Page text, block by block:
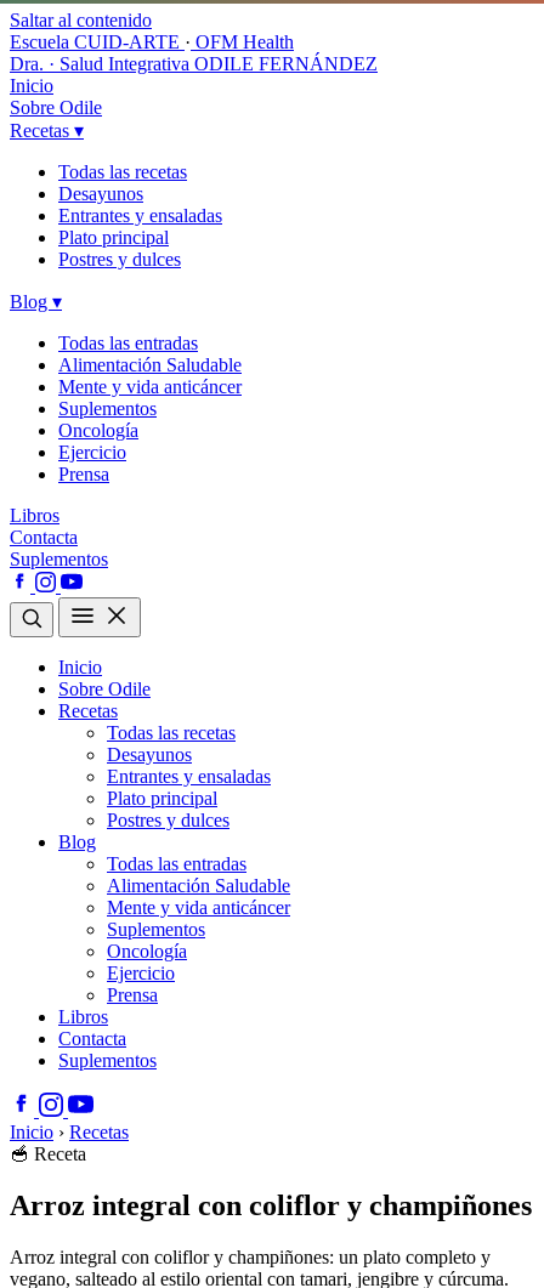
Saltar al contenido
Escuela CUID-ARTE · OFM Health
Dra. · Salud Integrativa ODILE FERNÁNDEZ
Inicio
Sobre Odile
Recetas ▾
Todas las recetas
Desayunos
Entrantes y ensaladas
Plato principal
Postres y dulces
Blog ▾
Todas las entradas
Alimentación Saludable
Mente y vida anticáncer
Suplementos
Oncología
Ejercicio
Prensa
Libros
Contacta
Suplementos
Inicio
Sobre Odile
Recetas
Todas las recetas
Desayunos
Entrantes y ensaladas
Plato principal
Postres y dulces
Blog
Todas las entradas
Alimentación Saludable
Mente y vida anticáncer
Suplementos
Oncología
Ejercicio
Prensa
Libros
Contacta
Suplementos
Inicio › Recetas
🥣 Receta
Arroz integral con coliflor y champiñones
Arroz integral con coliflor y champiñones: un plato completo y
vegano, salteado al estilo oriental con tamari, jengibre y cúrcuma.